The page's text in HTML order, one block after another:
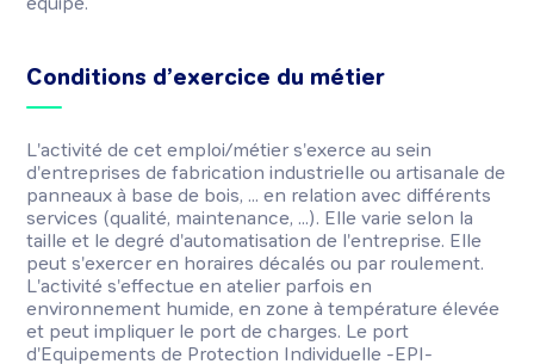
Conditions d’exercice du métier
L'activité de cet emploi/métier s'exerce au sein
d'entreprises de fabrication industrielle ou artisanale de
panneaux à base de bois, ... en relation avec différents
services (qualité, maintenance, ...). Elle varie selon la
taille et le degré d'automatisation de l'entreprise. Elle
peut s'exercer en horaires décalés ou par roulement.
L'activité s'effectue en atelier parfois en
environnement humide, en zone à température élevée
et peut impliquer le port de charges. Le port
d'Equipements de Protection Individuelle -EPI-